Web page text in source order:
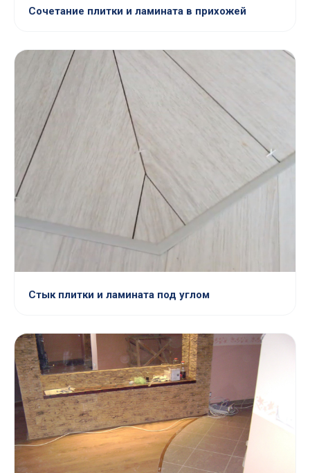
Сочетание плитки и ламината в прихожей
Стык плитки и ламината под углом